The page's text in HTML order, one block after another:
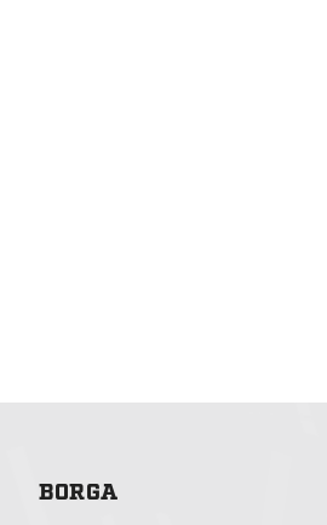
BORGA